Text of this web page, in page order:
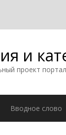
и
проект
Вводное слово